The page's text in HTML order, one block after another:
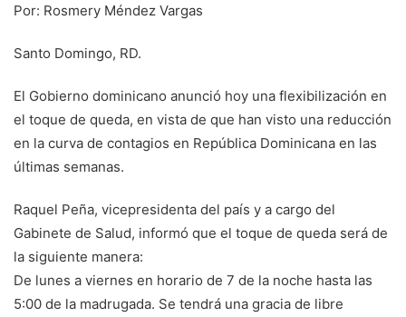
Por: Rosmery Méndez Vargas
Santo Domingo, RD.
El Gobierno dominicano anunció hoy una flexibilización en
el toque de queda, en vista de que han visto una reducción
en la curva de contagios en República Dominicana en las
últimas semanas.
Raquel Peña, vicepresidenta del país y a cargo del
Gabinete de Salud, informó que el toque de queda será de
la siguiente manera:
De lunes a viernes en horario de 7 de la noche hasta las
5:00 de la madrugada. Se tendrá una gracia de libre